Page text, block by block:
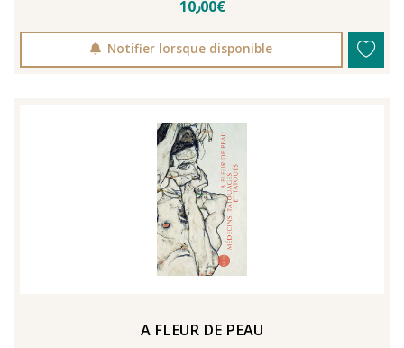
10٫00€
Notifier lorsque disponible
A FLEUR DE PEAU